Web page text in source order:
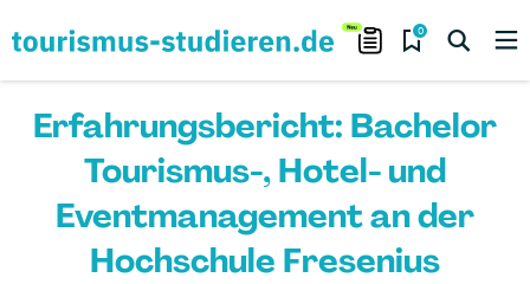
0
Erfahrungsbericht: Bachelor
Tourismus-, Hotel- und
Eventmanagement an der
Hochschule Fresenius